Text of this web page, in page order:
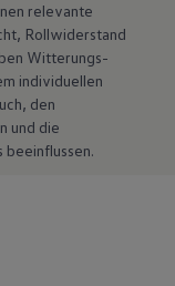
relevante
Rollwiderstand
Witterungs-
individuellen
den
und die
beeinflussen.